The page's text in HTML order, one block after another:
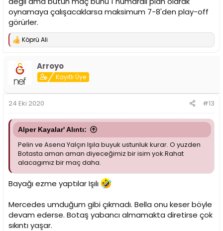
oynamaya çalışacaklarsa maksimum 7-8'den play-off
görürler.
T
:
Köprü Ali
Arroyo
Kayıtlı Üye
24 Eki 2020 #13
Alper Kayalar' Alıntı:
Pelin ve Asena Yalçın Işıla buyuk ustunluk kurar. O yuzden
Botasta aman aman diyeceğimiz bir isim yok.Rahat
alacagımız bir maç daha.
Bayağı ezme yaptılar Işılı
Mercedes umduğum gibi çıkmadı. Bella onu keser böyle
devam ederse. Botaş yabancı almamakta diretirse çok
sıkıntı yaşar.